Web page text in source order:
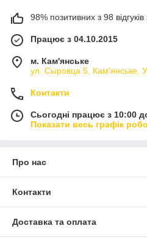
98% позитивних з 98 відгуків
Працює з 04.10.2015
м. Кам'янське
ул. Сыровца 5, Кам'янське,
Контакти
Сьогодні працює з 10:00
Показати весь графік
Про нас
Контакти
Доставка та оплата